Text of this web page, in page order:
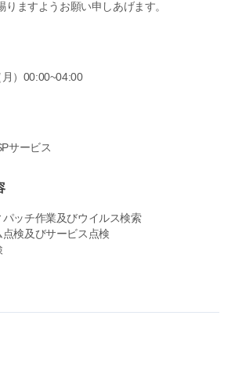
ますようお願い申しあげます。
）00:00~04:00
サービス
ッチ作業及びウイルス検索
検及びサービス点検